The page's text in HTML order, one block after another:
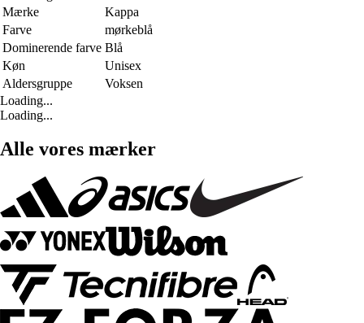
Mærke
Kappa
Farve
mørkeblå
Dominerende farve Blå
Køn
Unisex
Aldersgruppe
Voksen
Loading...
Loading...
Alle vores mærker